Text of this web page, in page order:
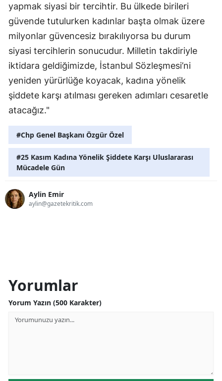
yapmak siyasi bir tercihtir. Bu ülkede birileri
güvende tutulurken kadınlar başta olmak üzere
milyonlar güvencesiz bırakılıyorsa bu durum
siyasi tercihlerin sonucudur. Milletin takdiriyle
iktidara geldiğimizde, İstanbul Sözleşmesi’ni
yeniden yürürlüğe koyacak, kadına yönelik
şiddete karşı atılması gereken adımları cesaretle
atacağız."
#Chp Genel Başkanı Özgür Özel
#25 Kasım Kadına Yönelik Şiddete Karşı Uluslararası
Mücadele Gün
Aylin Emir
aylin@gazetekritik.com
Yorumlar
Yorum Yazın (500 Karakter)